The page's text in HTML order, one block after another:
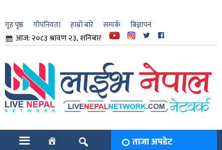
गृह पृष्ठ गोपनियता हाम्रो बारे सम्पर्क बिज्ञापन
आज: २०८३ श्रावण २३, शनिबार
ताजा अपडेट